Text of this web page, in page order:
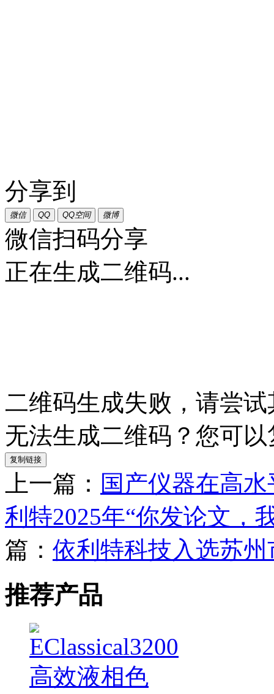
分享到
微信 QQ QQ空间 微博
微信扫码分享
正在生成二维码...
二维码生成失败，请尝
无法生成二维码？您可
复制链接
上一篇： 国产仪器在高
利特2025年“你发论文，
篇： 依利特科技入选苏
推荐产品